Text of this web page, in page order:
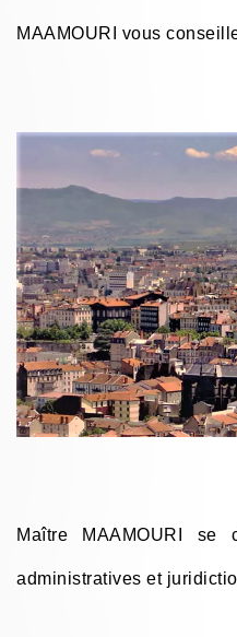
MAAMOURI vous
Maître MAAMOURI se
administratives et